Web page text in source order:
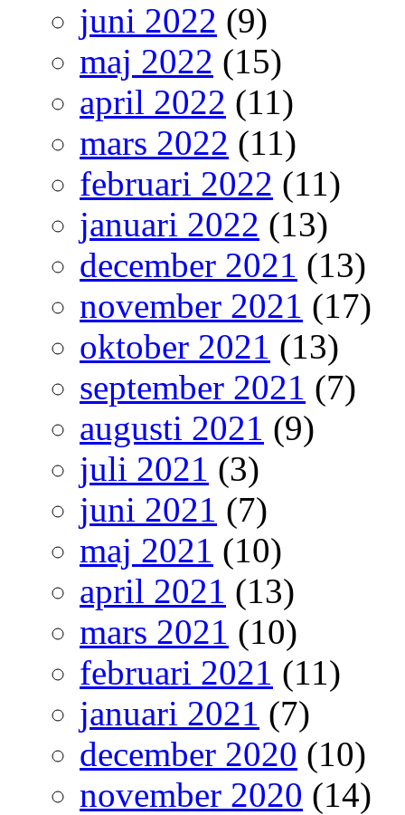
juni 2022 (9)
maj 2022 (15)
april 2022 (11)
mars 2022 (11)
februari 2022 (11)
januari 2022 (13)
december 2021 (13)
november 2021 (17)
oktober 2021 (13)
september 2021 (7)
augusti 2021 (9)
juli 2021 (3)
juni 2021 (7)
maj 2021 (10)
april 2021 (13)
mars 2021 (10)
februari 2021 (11)
januari 2021 (7)
december 2020 (10)
november 2020 (14)